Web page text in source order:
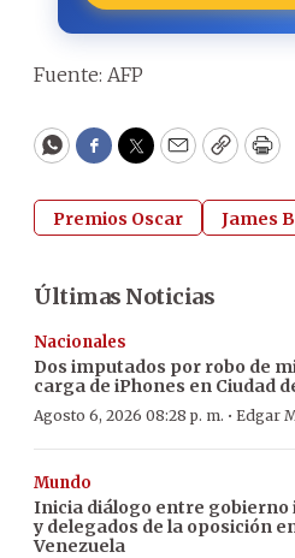
Fuente: AFP
WhatsApp
Facebook
Twitter
EmailCopy
Premios Oscar James
Últimas Noticias
Nacionales
Dos imputados por robo de
carga de iPhones en Ciudad
Agosto 6, 2026 08:28 p. m. · Edgar
Mundo
Inicia diálogo entre gobierno
y delegados de la oposición
Venezuela